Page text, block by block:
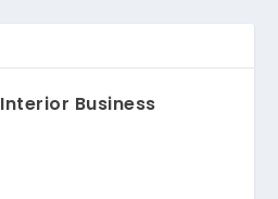
Interior Business